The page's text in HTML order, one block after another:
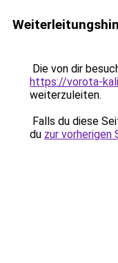
Die von dir
https://vorota-
weiterzuleiten.
Falls du diese
du zur vorherigen